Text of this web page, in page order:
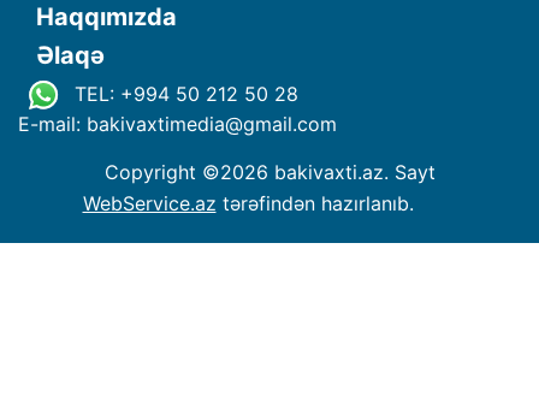
Haqqımızda
Əlaqə
TEL: +994 50 212 50 28
E-mail: bakivaxtimedia@gmail.com
Copyright ©2026 bakivaxti.az. Sayt
WebService.az tərəfindən hazırlanıb.